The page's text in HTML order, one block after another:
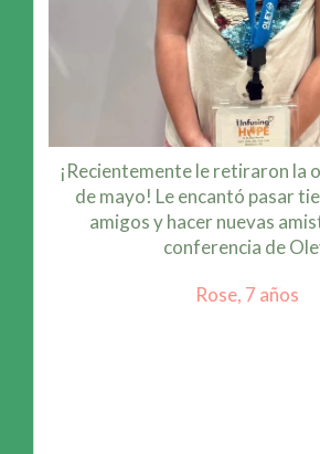
¡Estoy comenzando mi
universidad y me voy a
licenciatura en Bioingeniería
University en mayo de 2027,
Anna